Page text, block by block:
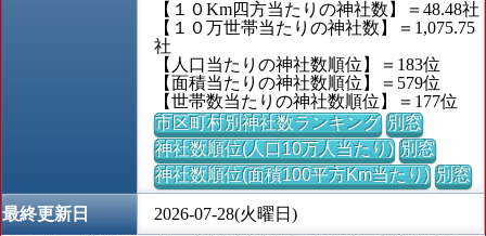
【１０Km四方当たりの神社数】＝48.48社
【１０万世帯当たりの神社数】＝1,075.75
社
【人口当たりの神社数順位】＝183位
【面積当たりの神社数順位】＝579位
【世帯数当たりの神社数順位】＝177位
市区町村別神社数ランキング 別窓
神社数順位(人口10万人当たり) 別窓
神社数順位(面積100平方Km当たり) 別窓
最終更新日
2026-07-28(火曜日)